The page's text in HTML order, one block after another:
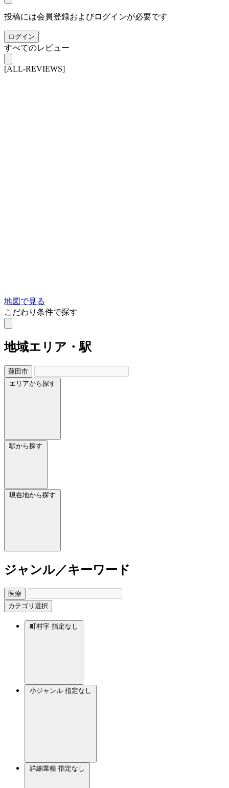
投稿には会員登録およびログインが必要です
ログイン
すべてのレビュー
[ALL-REVIEWS]
地図で見る
こだわり条件で探す
地域エリア・駅
蓮田市
エリアから探す
駅から探す
現在地から探す
ジャンル／キーワード
医療
カテゴリ選択
町村字 指定なし
小ジャンル 指定なし
詳細業種 指定なし